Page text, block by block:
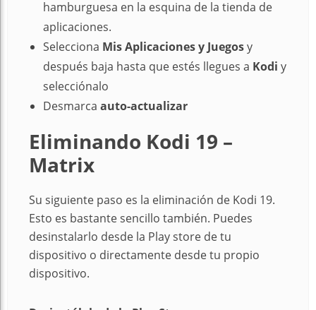
hamburguesa en la esquina de la tienda de
aplicaciones.
Selecciona Mis Aplicaciones y Juegosy
después baja hasta que estés llegues a Kodi y
selecciónalo
Desmarca auto-actualizar
Eliminando Kodi 19 –
Matrix
Su siguiente paso es la eliminación de Kodi 19.
Esto es bastante sencillo también. Puedes
desinstalarlo desde la Play store de tu
dispositivo o directamente desde tu propio
dispositivo.